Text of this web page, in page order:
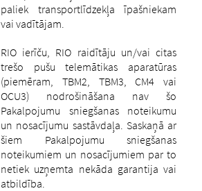
paliek transportlīdzekļa īpašniekam
vai vadītājam.
RIO ierīču, RIO raidītāju un/vai citas
trešo pušu telemātikas aparatūras
(piemēram, TBM2, TBM3, CM4 vai
OCU3) nodrošināšana nav šo
Pakalpojumu sniegšanas noteikumu
un nosacījumu sastāvdaļa. Saskaņā ar
šiem Pakalpojumu sniegšanas
noteikumiem un nosacījumiem par to
netiek uzņemta nekāda garantija vai
atbildība.